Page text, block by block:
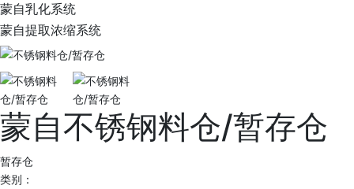
蒙自乳化系统
蒙自提取浓缩系统
蒙自不锈钢料仓/暂存仓
暂存仓
类别：